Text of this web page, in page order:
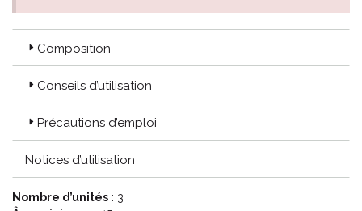
Composition
Conseils d’utilisation
Précautions d’emploi
Notices d’utilisation
Nombre d’unités : 3